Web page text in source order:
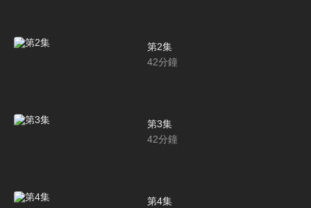
第2集
42分鐘
第3集
42分鐘
第4集